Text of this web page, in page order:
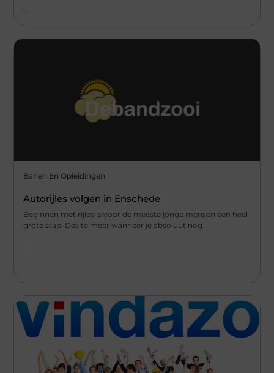
...
Banen En Opleidingen
Autorijles volgen in Enschede
Beginnen met rijles is voor de meeste jonge mensen een heel
grote stap. Des te meer wanneer je absoluut nog